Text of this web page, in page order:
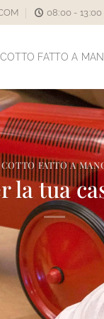
08:00 -
COTTO FATTO A
COTTO FATTO A
la tua